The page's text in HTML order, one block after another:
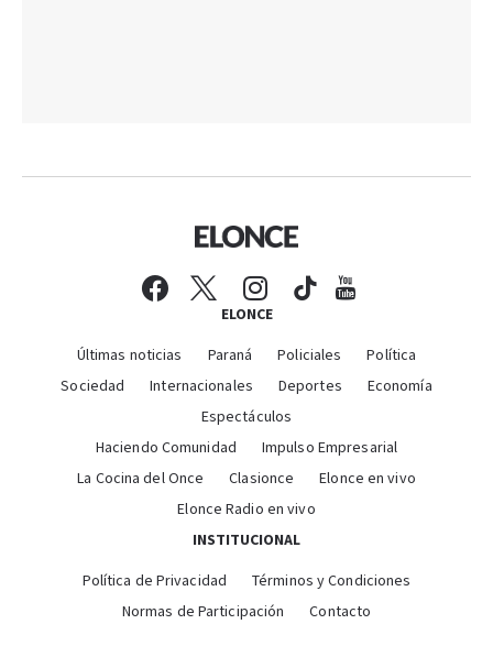
ELONCE
Últimas noticias Paraná Policiales
Política
Sociedad
Internacionales Deportes
Economía
Espectáculos
Haciendo Comunidad
Impulso Empresarial
La Cocina del Once
Clasionce
Elonce en vivo
Elonce Radio en vivo
INSTITUCIONAL
Política de Privacidad
Términos y Condiciones
Normas de Participación
Contacto